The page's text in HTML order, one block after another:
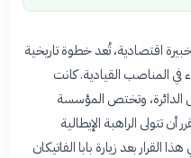
تبلغ 51 عامًا وهي خبيرة اقتصادية، تُعد خطوة تاريخية
في المناصب القيادية. كانت
الدائرة، وتختص المؤسسة
تتولى الراهبة الإيطالية
في 1 سبتمبر 2026. ويأتي هذا القرار بعد زيارة بابا الفاتيكان